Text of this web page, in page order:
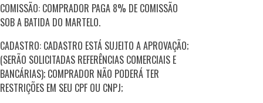
COMISSÃO: COMPRADOR PAGA 8% DE COMISSÃO
SOB A BATIDA DO MARTELO.
CADASTRO: CADASTRO ESTÁ SUJEITO A APROVAÇÃO;
(SERÃO SOLICITADAS REFERÊNCIAS COMERCIAIS E
BANCÁRIAS); COMPRADOR NÃO PODERÁ TER
RESTRIÇÕES EM SEU CPF OU CNPJ;